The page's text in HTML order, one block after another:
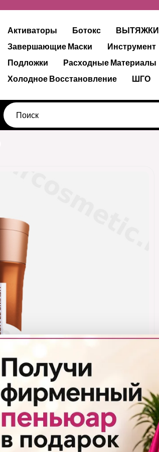
Активаторы Ботокс ВЫТЯЖКИ
Завершающие Маски
Инструмент
Подложки
Расходные Материалы
Холодное Восстановление
ШГО